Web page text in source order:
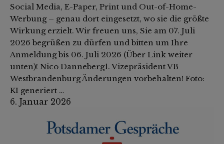
Social Media, E-Paper, Print und Out-of-Home-
Werbung – genau dort eingesetzt, wo sie die größte
Wirkung erzielt. Wir freuen uns, Sie am 07. Juli
2026 begrüßen zu dürfen und bitten um Ihre
Anmeldung bis 06. Juli 2026 (Über Link weiter
unten)! Nico Danneberg1. Vizepräsident VB
Westbrandenburg Änderungen vorbehalten! Foto:
KI generiert …
6. Januar 2026